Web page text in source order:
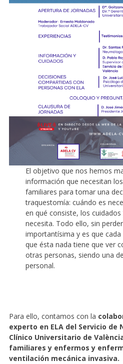
El objetivo que nos hemos
información que necesitan
familiares para tomar una
traquestomía: cuándo es
en qué consiste, los
necesita. Todo ello, sin
importantísima y es que
que ésta nada tiene que ver
otras personas, siendo una
personal.
Para ello, contamos con la
experto en ELA del Servicio
Clínico Universitario de
familiares y enfermos y
ventilación mecánica invasiva.